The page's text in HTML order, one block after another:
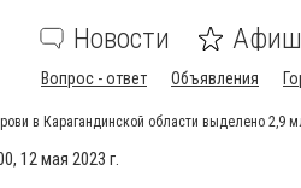
Новости
Вопрос - ответ Объявления
в Карагандинской области выделено 2,9
12 мая 2023 г.